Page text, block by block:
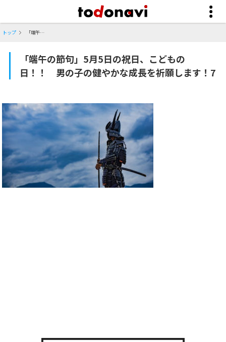
トップ 「端午の節句」5月5日の祝日、こどもの日！！ 男の子の健やかな成長を祈願します！7
「端午の節句」5月5日の祝日、こどもの
日！！ 男の子の健やかな成長を祈願します！7